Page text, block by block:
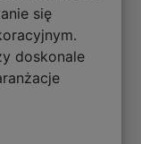
się
doskonale